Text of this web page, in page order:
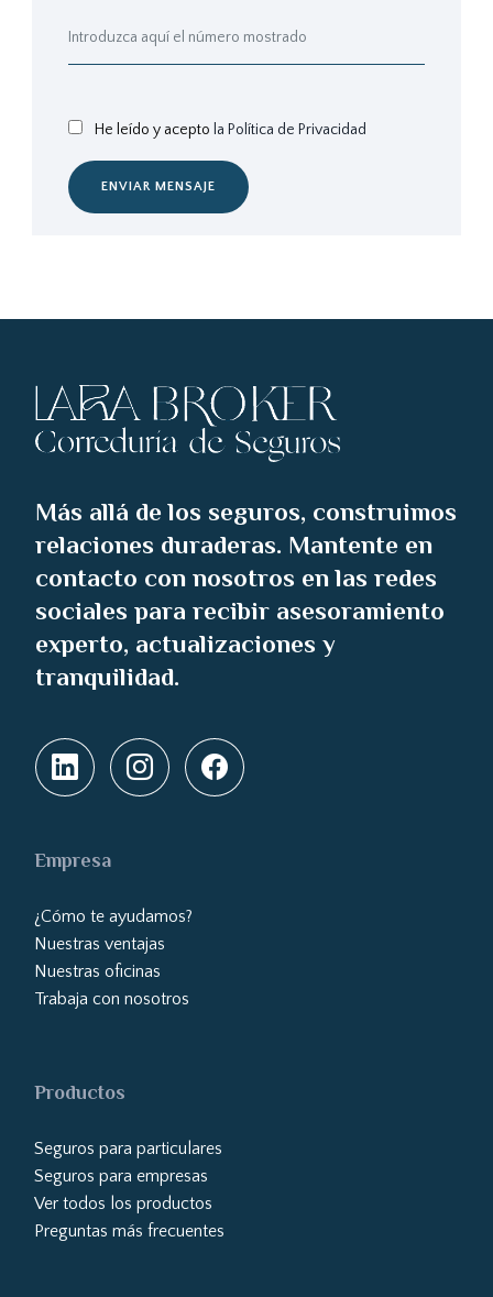
He leído y acepto la Política de Privacidad
ENVIAR MENSAJE
Más allá de los seguros, construimos
relaciones duraderas. Mantente en
contacto con nosotros en las redes
sociales para recibir asesoramiento
experto, actualizaciones y
tranquilidad.
Empresa
¿Cómo te ayudamos?
Nuestras ventajas
Nuestras oficinas
Trabaja con nosotros
Productos
Seguros para particulares
Seguros para empresas
Ver todos los productos
Preguntas más frecuentes